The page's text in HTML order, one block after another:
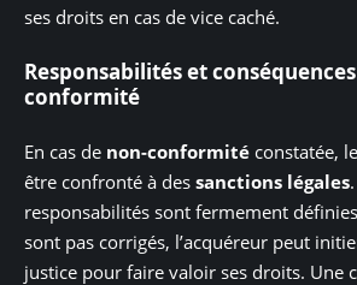
ses droits en cas de vice caché.
Responsabilités et
conformité
En cas de non-conformité constatée,
être confronté à des sanctions légales
responsabilités sont fermement
sont pas corrigés, l’acquéreur peut
justice pour faire valoir ses droits. Une